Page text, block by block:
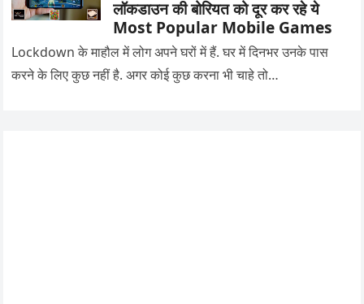
लॉकडाउन की बोरियत को दूर कर रहे ये
Most Popular Mobile Games
Lockdown के माहौल में लोग अपने घरों में हैं. घर में दिनभर उनके पास
करने के लिए कुछ नहीं है. अगर कोई कुछ करना भी चाहे तो…